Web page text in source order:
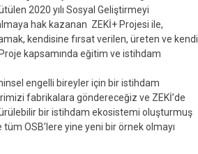
2020 yılı Sosyal Geliştirmeyi
hak kazanan ZEKİ+ Projesi ile,
kendisine fırsat verilen, üreten ve kendi
kapsamında eğitim ve istihdam
engelli bireyler için bir istihdam
fabrikalara göndereceğiz ve ZEKİ’de
bir istihdam ekosistemi oluşturmuş
OSB’lere yine yeni bir örnek olmayı